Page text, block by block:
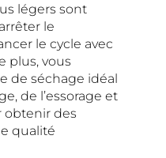
légers sont
le
le cycle avec
plus, vous
de séchage idéal
de l’essorage et
obtenir des
qualité